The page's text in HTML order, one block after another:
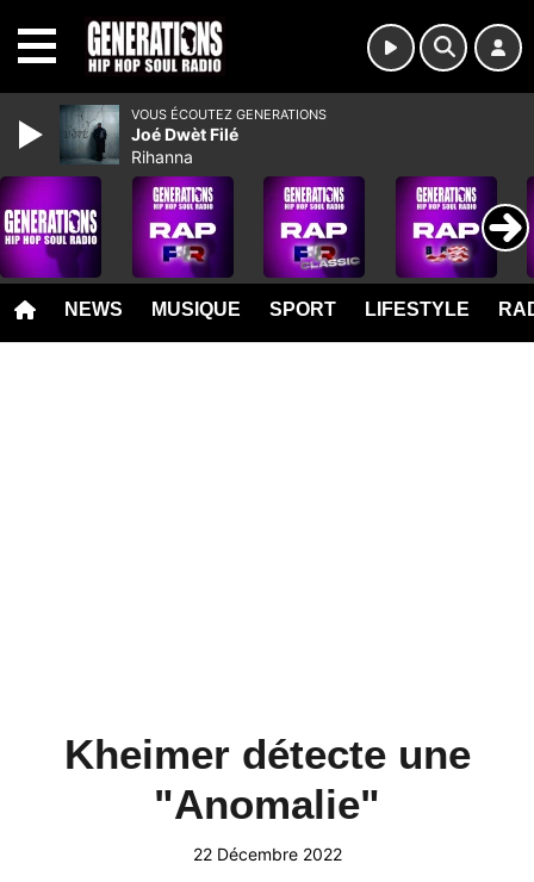
NEWS MUSIQUE SPORT LIFESTYLE
Kheimer détecte une
"Anomalie"
22 Décembre 2022
VOUS ÉCOUTEZ GENERATIONS
Joé Dwèt Filé
Rihanna